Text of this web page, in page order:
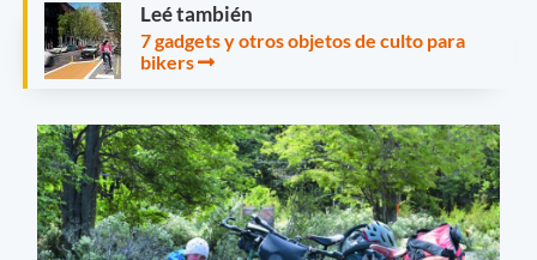
Leé también
7 gadgets y otros objetos de culto para
bikers